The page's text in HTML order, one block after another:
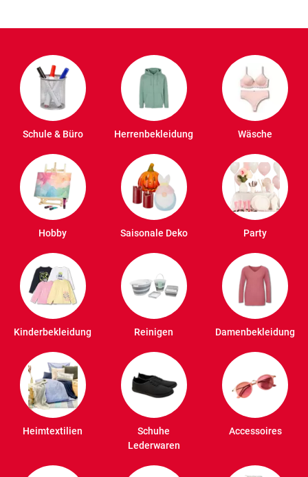
Schule & Büro Herrenbekleidung Wäsche
Hobby Saisonale Deko Party
Kinderbekleidung Reinigen Damenbekleidung
Heimtextilien
Schuhe
Lederwaren
Accessoires